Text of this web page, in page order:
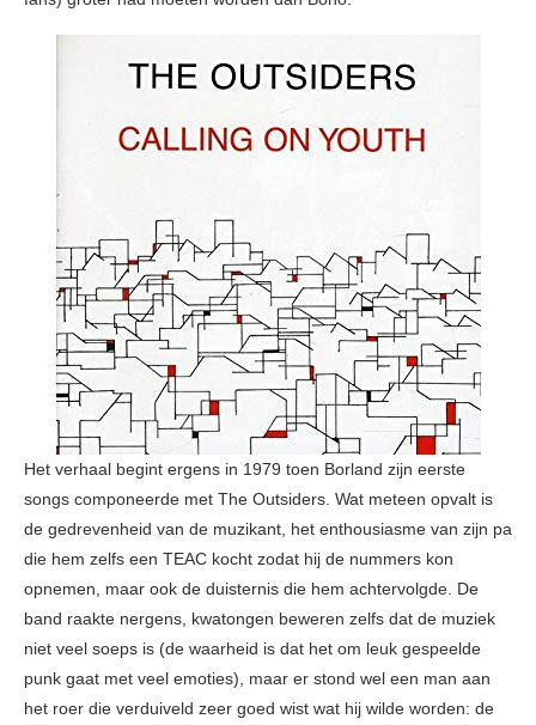
Het verhaal begint ergens in 1979 toen Borland zijn eerste
songs componeerde met The Outsiders. Wat meteen opvalt is
de gedrevenheid van de muzikant, het enthousiasme van zijn pa
die hem zelfs een TEAC kocht zodat hij de nummers kon
opnemen, maar ook de duisternis die hem achtervolgde. De
band raakte nergens, kwatongen beweren zelfs dat de muziek
niet veel soeps is (de waarheid is dat het om leuk gespeelde
punk gaat met veel emoties), maar er stond wel een man aan
het roer die verduiveld zeer goed wist wat hij wilde worden: de